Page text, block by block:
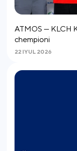
ATMOS — KLCH
chempioni
22 IYUL 2026